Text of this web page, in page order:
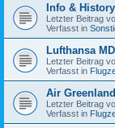
Info &
Letzter Beitrag
Verfasst in
Lufthansa
Letzter Beitrag
Verfasst in
Air
Letzter Beitrag
Verfasst in